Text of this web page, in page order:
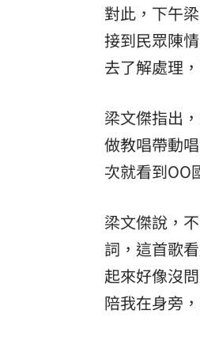
對此，下午
接到民眾陳
去了解處理
梁文傑指出
做教唱帶動
次就看到OO
梁文傑說，
詞，這首歌
起來好像沒
陪我在身旁